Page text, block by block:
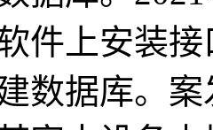
件上安装
数据库。